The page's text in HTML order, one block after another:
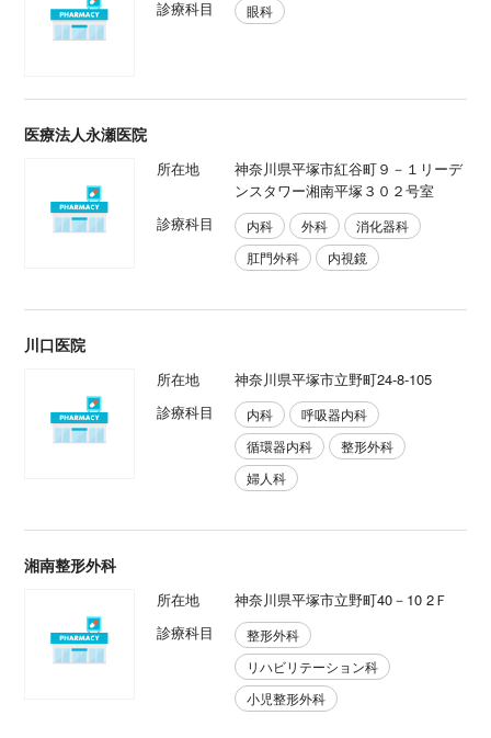
診療科目
眼科
医療法人永瀬医院
所在地
神奈川県平塚市紅谷町９－１リーデ
ンスタワー湘南平塚３０２号室
診療科目
内科 外科
消化器科
肛門外科
内視鏡
川口医院
所在地
神奈川県平塚市立野町24-8-105
診療科目
内科
呼吸器内科
循環器内科
整形外科
婦人科
湘南整形外科
所在地
神奈川県平塚市立野町40－10 2Ｆ
診療科目
整形外科
リハビリテーション科
小児整形外科